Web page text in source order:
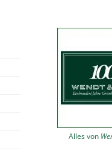
Alles von